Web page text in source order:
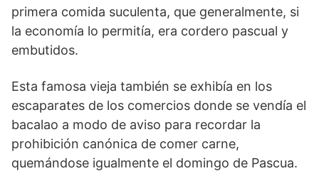
primera comida suculenta, que generalmente, si
la economía lo permitía, era cordero pascual y
embutidos.
Esta famosa vieja también se exhibía en los
escaparates de los comercios donde se vendía el
bacalao a modo de aviso para recordar la
prohibición canónica de comer carne,
quemándose igualmente el domingo de Pascua.